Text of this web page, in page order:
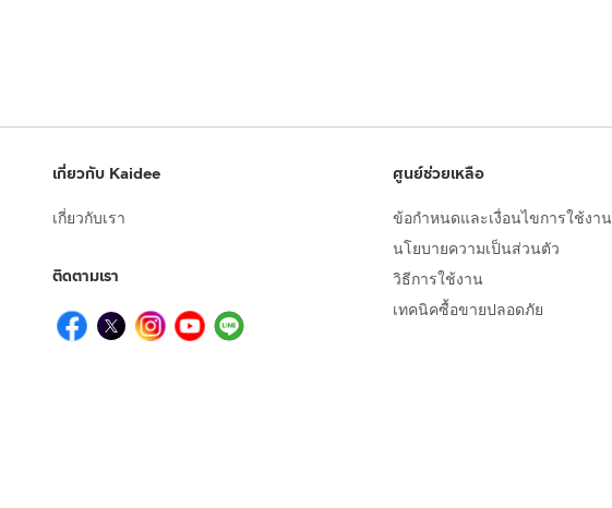
เกี่ยวกับ Kaidee
เกี่ยวกับเรา
ติดตามเรา
ศูนย์ช่วยเหลือ
ข้อกำหนดและเงื่อนไขการใช้งาน
นโยบายความเป็นส่วนตัว
วิธีการใช้งาน
เทคนิคซื้อขายปลอดภัย